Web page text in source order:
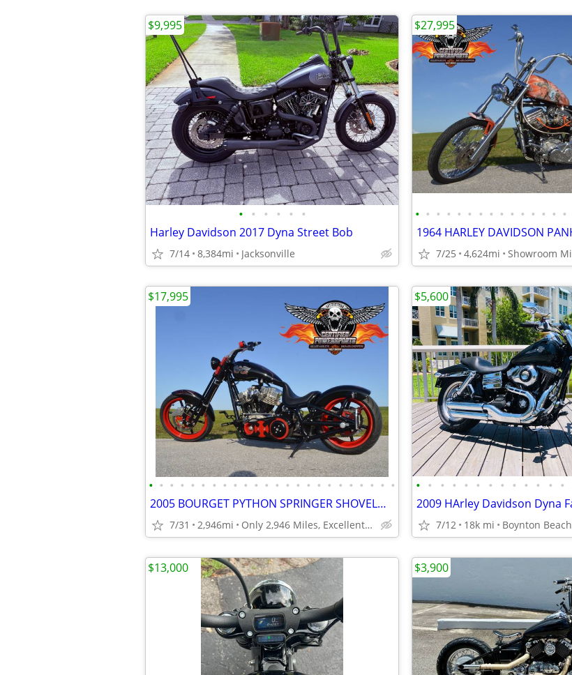
• • • • • •
Harley Davidson 2017 Dyna Street Bob
7/14 8,384mi Jacksonville
$9,995
• • • • • • • • • • • • • • •
7/25 4,624mi
$27,995
• • • • • • • • • • • • • • • • • • • • • • • •
2005 BOURGET PYTHON SPRINGER SHOVELHEAD MT BOBBER CHOPPER
7/31 2,946mi Only 2,946 Miles, Excellent Mint Condition.
$17,995
• • • • • • • • • • • • •
7/12 18k mi Boynton Beach
$5,600
$13,000 $3,900